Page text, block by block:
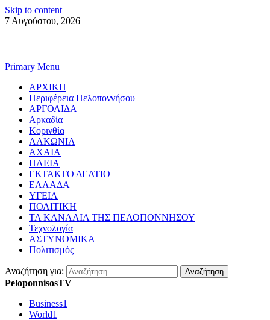
Skip to content
7 Αυγούστου, 2026
Primary Menu
ΑΡΧΙΚΗ
Περιφέρεια Πελοποννήσου
ΑΡΓΟΛΙΔΑ
Αρκαδία
Κορινθία
ΛΑΚΩΝΙΑ
ΑΧΑΙΑ
ΗΛΕΙΑ
ΕΚΤΑΚΤΟ ΔΕΛΤΙΟ
ΕΛΛΑΔΑ
ΥΓΕΙΑ
ΠΟΛΙΤΙΚΗ
ΤΑ ΚΑΝΑΛΙΑ ΤΗΣ ΠΕΛΟΠΟΝΝΗΣΟΥ
Τεχνολογία
ΑΣΤΥΝΟΜΙΚΑ
Πολιτισμός
Αναζήτηση για:
PeloponnisosTV
Business1
World1